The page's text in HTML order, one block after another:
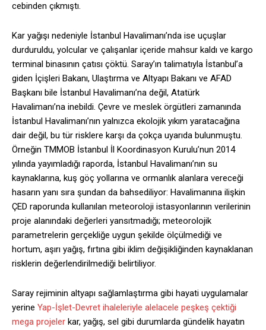
cebinden çıkmıştı.
Kar yağışı nedeniyle İstanbul Havalimanı’nda ise uçuşlar
durduruldu, yolcular ve çalışanlar içeride mahsur kaldı ve kargo
terminal binasının çatısı çöktü. Saray’ın talimatıyla İstanbul’a
giden İçişleri Bakanı, Ulaştırma ve Altyapı Bakanı ve AFAD
Başkanı bile İstanbul Havalimanı’na değil, Atatürk
Havalimanı’na inebildi. Çevre ve meslek örgütleri zamanında
İstanbul Havalimanı’nın yalnızca ekolojik yıkım yaratacağına
dair değil, bu tür risklere karşı da çokça uyarıda bulunmuştu.
Örneğin TMMOB İstanbul İl Koordinasyon Kurulu’nun 2014
yılında yayımladığı raporda, İstanbul Havalimanı’nın su
kaynaklarına, kuş göç yollarına ve ormanlık alanlara vereceği
hasarın yanı sıra şundan da bahsediliyor: Havalimanına ilişkin
ÇED raporunda kullanılan meteoroloji istasyonlarının verilerinin
proje alanındaki değerleri yansıtmadığı; meteorolojik
parametrelerin gerçekliğe uygun şekilde ölçülmediği ve
hortum, aşırı yağış, fırtına gibi iklim değişikliğinden kaynaklanan
risklerin değerlendirilmediği belirtiliyor.
Saray rejiminin altyapı sağlamlaştırma gibi hayati uygulamalar
yerine Yap-İşlet-Devret ihaleleriyle alelacele peşkeş çektiği
mega projeler kar, yağış, sel gibi durumlarda gündelik hayatın